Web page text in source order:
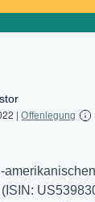
|Offenlegung